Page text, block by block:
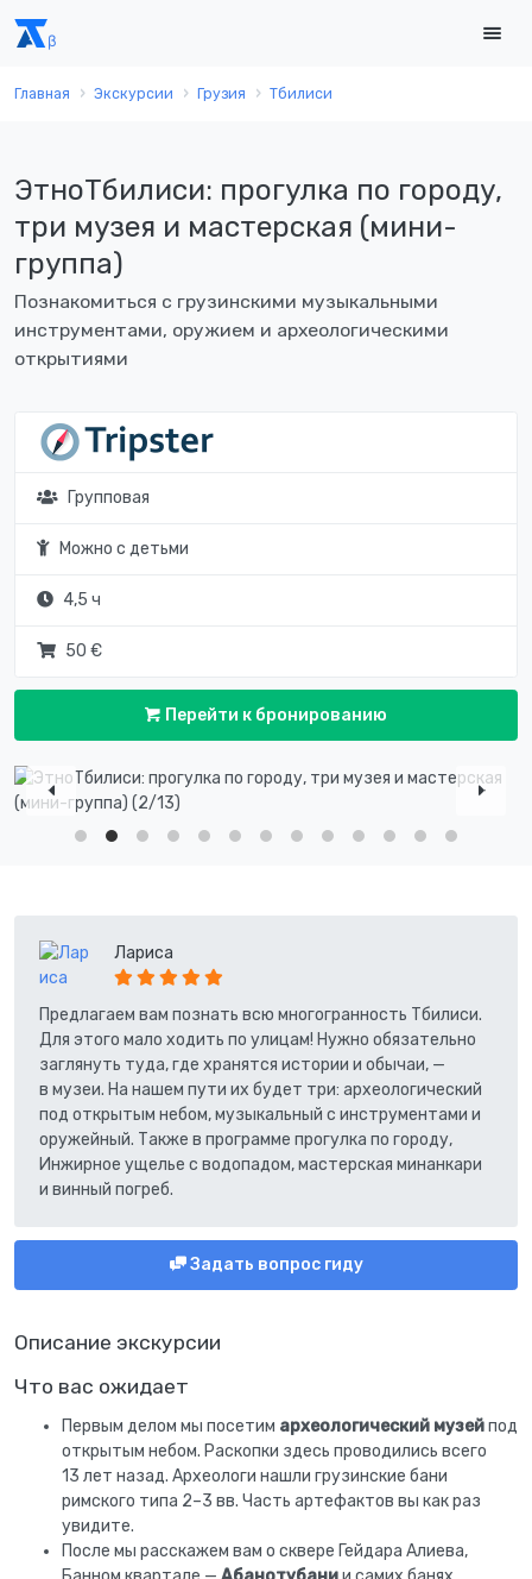
Главная Экскурсии Грузия Тбилиси
ЭтноТбилиси: прогулка по городу,
три музея и мастерская (мини-
группа)
Познакомиться с грузинскими музыкальными
инструментами, оружием и археологическими
открытиями
Групповая
Можно с детьми
4,5 ч
50 €
Перейти к бронированию
Описание экскурсии
Что вас ожидает
Первым делом мы посетим археологический музейпод
открытым небом. Раскопки здесь проводились всего
13 лет назад. Археологи нашли грузинские бани
римского типа 2–3 вв. Часть артефактов вы как раз
увидите.
После мы расскажем вам о сквере Гейдара Алиева,
Лариса
Предлагаем вам познать всю многогранность Тбилиси.
Для этого мало ходить по улицам! Нужно обязательно
заглянуть туда, где хранятся истории и обычаи, —
в музеи. На нашем пути их будет три: археологический
под открытым небом, музыкальный с инструментами и
оружейный. Также в программе прогулка по городу,
Инжирное ущелье с водопадом, мастерская минанкари
и винный погреб.
Задать вопрос гиду